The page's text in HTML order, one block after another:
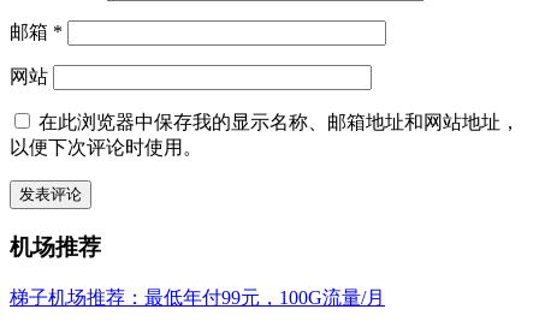
邮箱 *
网站
在此浏览器中保存我的显示名称、邮箱地址和网站地址，
以便下次评论时使用。
机场推荐
梯子机场推荐：最低年付99元，100G流量/月